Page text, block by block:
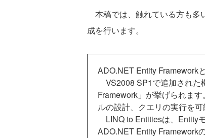
本稿では、触れている方も多
成を行います。
ADO.NET Entity Framework
VS2008 SP1で追加された
Framework」が挙げられま
ルの設計、クエリの実行を
LINQ to Entitiesは、Entity
ADO.NET Entity Framework